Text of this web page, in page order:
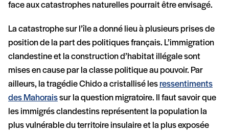
face aux catastrophes naturelles pourrait être envisagé.
La catastrophe sur l’île a donné lieu à plusieurs prises de
position de la part des politiques français. L’immigration
clandestine et la construction d’habitat illégale sont
mises en cause par la classe politique au pouvoir. Par
ailleurs, la tragédie Chido a cristallisé les ressentiments
des Mahoraissur la question migratoire. Il faut savoir que
les immigrés clandestins représentent la population la
plus vulnérable du territoire insulaire et la plus exposée